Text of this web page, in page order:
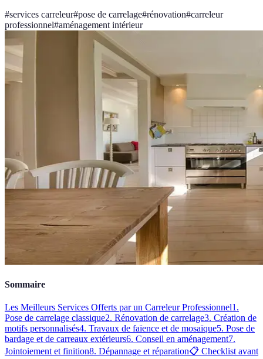
#services carreleur#pose de carrelage#rénovation#carreleur
professionnel#aménagement intérieur
Sommaire
Les Meilleurs Services Offerts par un Carreleur Professionnel1.
Pose de carrelage classique2. Rénovation de carrelage3. Création de
motifs personnalisés4. Travaux de faïence et de mosaïque5. Pose de
bardage et de carreaux extérieurs6. Conseil en aménagement7.
Jointoiement et finition8. Dépannage et réparation📋 Checklist avant